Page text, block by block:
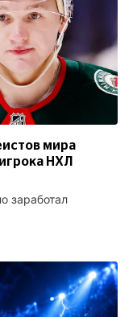
мира
НХЛ
заработал